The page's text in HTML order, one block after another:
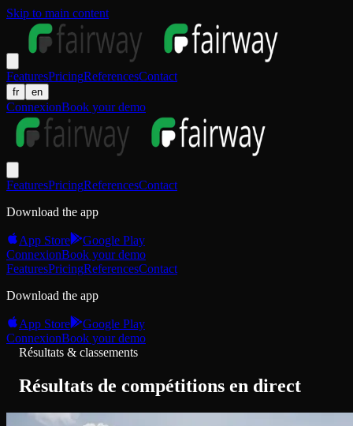
Skip to main content
FeaturesPricingReferencesContact
fr en
ConnexionBook your demo
FeaturesPricingReferencesContact
Download the app
App Store
Google Play
ConnexionBook your demo
FeaturesPricingReferencesContact
Download the app
App Store
Google Play
ConnexionBook your demo
Résultats & classements
Résultats de compétitions en direct